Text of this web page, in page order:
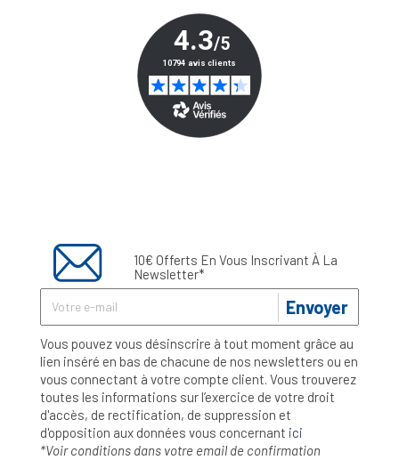
10€ Offerts En Vous Inscrivant À La
Newsletter*
Envoyer
Vous pouvez vous désinscrire à tout moment grâce au
lien inséré en bas de chacune de nos newsletters ou en
vous connectant à votre compte client. Vous trouverez
toutes les informations sur l’exercice de votre droit
d'accès, de rectification, de suppression et
d'opposition aux données vous concernant ici
*Voir conditions dans votre email de confirmation